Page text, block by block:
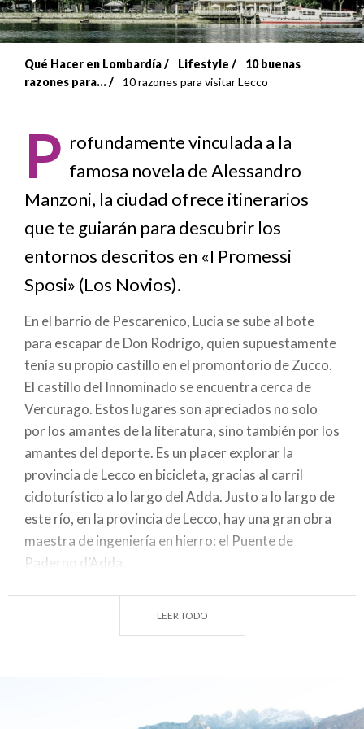
Sobrescribir
de
ayuda
a
la
navegación
Qué Hacer en Lombardía Lifestyle
10 buenas
razones para...
10 razones para visitar Lecco
P rofundamente vinculada a la
famosa novela de Alessandro
Manzoni, la ciudad ofrece itinerarios
que te guiarán para descubrir los
entornos descritos en «I Promessi
Sposi» (Los Novios).
En el barrio de Pescarenico, Lucía se sube al bote
para escapar de Don Rodrigo, quien supuestamente
tenía su propio castillo en el promontorio de Zucco.
El castillo del Innominado se encuentra cerca de
Vercurago. Estos lugares son apreciados no solo
por los amantes de la literatura, sino también por los
amantes del deporte. Es un placer explorar la
provincia de Lecco en bicicleta, gracias al carril
cicloturístico a lo largo del Adda. Justo a lo largo de
este río, en la provincia de Lecco, hay una gran obra
maestra de ingeniería en hierro: el Puente de
Paderno d’Adda.
Mandello del Lario es un punto de referencia para
las dos ruedas con motor: de hecho, se encuentra la
planta de Moto Guzzi, mientras que su museo
motores y componentes mecánicos originales. ¿Te
LEER TODO